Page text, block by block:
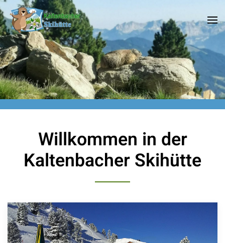
Skip
to
main
content
Willkommen in der
Kaltenbacher Skihütte